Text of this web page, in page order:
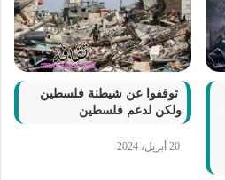
توقفوا عن شيطنة فلسطين
ولكن لدعم فلسطين
20 أبريل، 2024